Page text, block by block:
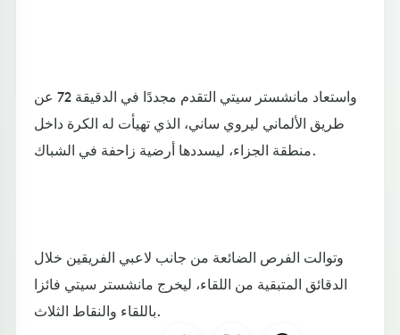
واستعاد مانشستر سيتي التقدم مجددًا في الدقيقة 72 عن
طريق الألماني ليروي ساني، الذي تهيأت له الكرة داخل
منطقة الجزاء، ليسددها أرضية زاحفة في الشباك.
وتوالت الفرص الضائعة من جانب لاعبي الفريقين خلال
الدقائق المتبقية من اللقاء، ليخرج مانشستر سيتي فائزا
باللقاء والنقاط الثلاث.